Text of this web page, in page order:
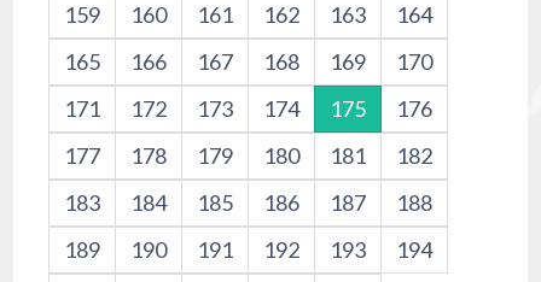
159
160 161 162 163
164
165
166 167 168 169
170
171
172 173 174 175
176
177
178 179 180 181
182
183
184 185 186 187
188
189
190 191 192 193
194